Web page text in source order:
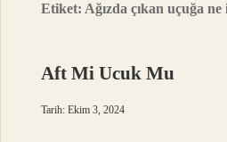
Etiket: Ağızda çıkan uçuğa
Aft Mi Ucuk Mu
Tarih: Ekim 3, 2024